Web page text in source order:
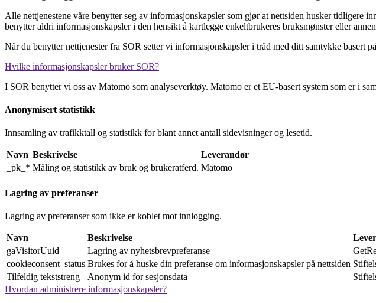
Alle nettjenestene våre benytter seg av informasjonskapsler som gjør at nettsiden husker
benytter aldri informasjonskapsler i den hensikt å kartlegge enkeltbrukeres bruksmønster eller
Når du benytter nettjenester fra SOR setter vi informasjonskapsler i tråd med ditt samtykke basert
Hvilke informasjonskapsler bruker SOR?
I SOR benytter vi oss av Matomo som analyseverktøy. Matomo er et EU-basert system som er i
Anonymisert statistikk
Innsamling av trafikktall og statistikk for blant annet antall sidevisninger og lesetid.
Navn Beskrivelse
Leverandør
_pk_* Måling og statistikk av bruk og brukeratferd. Matomo
Lagring av preferanser
Lagring av preferanser som ikke er koblet mot innlogging.
Navn Beskrivelse
gaVisitorUuid
Lagring av nyhetsbrevpreferanse
cookieconsent_status Brukes for å huske din preferanse om informasjonskapsler på nettsiden
Tilfeldig tekststreng
Anonym id for sesjonsdata
Hvordan administrere informasjonskapsler?